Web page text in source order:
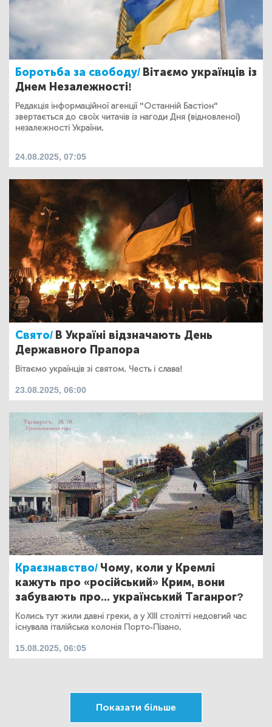
Боротьба за свободу/ Вітаємо українців із
Днем Незалежності!
Редакція інформаційної агенції "Останній Бастіон"
звертається до своїх читачів із нагоди Дня (відновленої)
незалежності України.
24.08.2025, 07:05
Свято/ В Україні відзначають День
Державного Прапора
Вітаємо українців зі святом. Честь і слава!
23.08.2025, 06:00
Краєзнавство/ Чому, коли у Кремлі
кажуть про «російський» Крим, вони
забувають про... український Таганрог?
Колись тут жили давні греки, а у ХІІІ столітті недовгий час
існувала італійська колонія Порто-Пізано.
15.08.2025, 06:05
Показати більше